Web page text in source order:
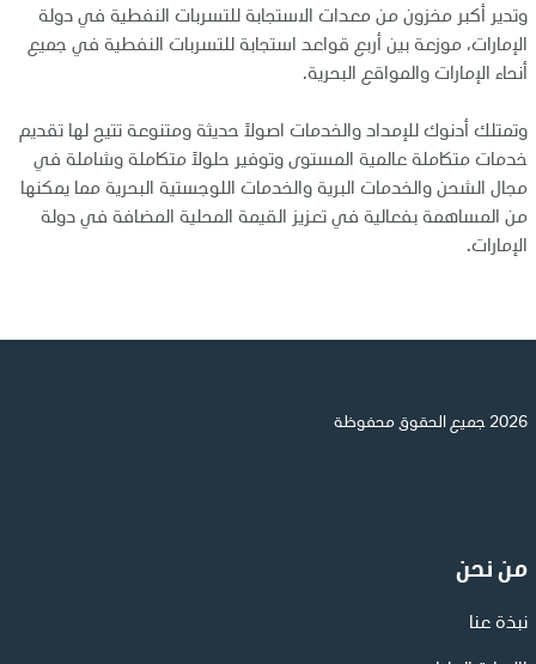
وتدير أكبر مخزون من معدات الاستجابة للتسربات النفطية في دولة
الإمارات، موزعة بين أربع قواعد استجابة للتسربات النفطية في جميع
أنحاء الإمارات والمواقع البحرية.
وتمتلك أدنوك للإمداد والخدمات اصولاً حديثة ومتنوعة تتيح لها تقديم
خدمات متكاملة عالمية المستوى وتوفير حلولاً متكاملة وشاملة في
مجال الشحن والخدمات البرية والخدمات اللوجستية البحرية مما يمكنها
من المساهمة بفعالية في تعزيز القيمة المحلية المضافة في دولة
الإمارات.
2026 جميع الحقوق محفوظة
من نحن
نبذة عنا